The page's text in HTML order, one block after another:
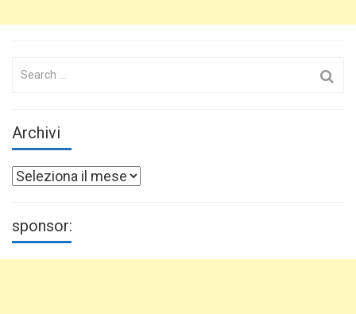
Search
Archivi
Archivi
sponsor: